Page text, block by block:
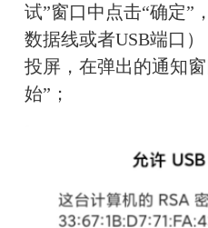
试”窗口中点击“确定”
数据线或者USB端口
投屏，在弹出的通知
始”；